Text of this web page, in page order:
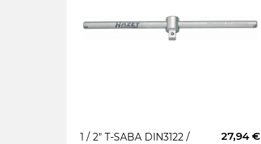
1 / 2" T-SABA DIN3122 /
27,94 €